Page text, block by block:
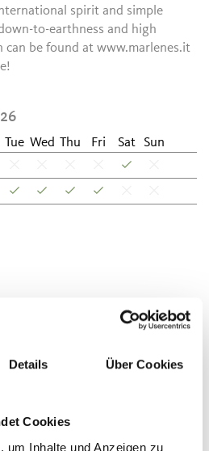
Details Über Cookies
Cookies
um Inhalte und Anzeigen zu
spirit and simple
to-earthness and high
be found at www.marlenes.it
Tue Wed Thu Fri Sat
Sun